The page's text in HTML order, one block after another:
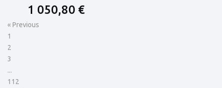
1 050,80 €
« Previous
1
2
3
...
112